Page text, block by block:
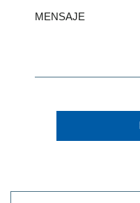
MENSAJE